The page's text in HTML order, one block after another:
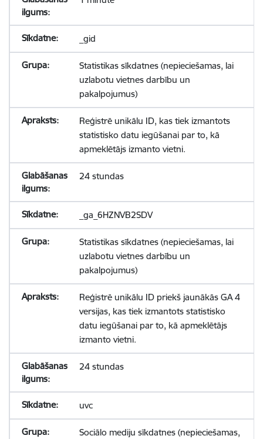
_gid
Statistikas sīkdatnes (nepieciešamas, lai
uzlabotu vietnes darbību un
pakalpojumus)
Reģistrē unikālu ID, kas tiek izmantots
statistisko datu iegūšanai par to, kā
apmeklētājs izmanto vietni.
24 stundas
_ga_6HZNVB2SDV
Statistikas sīkdatnes (nepieciešamas, lai
uzlabotu vietnes darbību un
pakalpojumus)
Reģistrē unikālu ID priekš jaunākās GA 4
versijas, kas tiek izmantots statistisko
datu iegūšanai par to, kā apmeklētājs
izmanto vietni.
24 stundas
uvc
Sociālo mediju sīkdatnes (nepieciešamas,